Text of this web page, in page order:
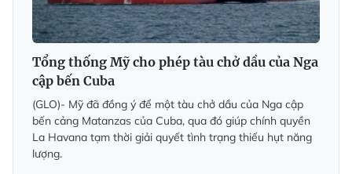
Tổng thống Mỹ cho phép tàu chở dầu của Nga
cập bến Cuba
(GLO)- Mỹ đã đồng ý để một tàu chở dầu của Nga cập
bến cảng Matanzas của Cuba, qua đó giúp chính quyền
La Havana tạm thời giải quyết tình trạng thiếu hụt năng
lượng.